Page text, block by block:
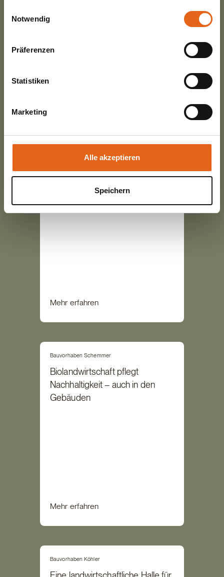
Bitte beachten Sie, dass einige der Partner auch Daten in
Drittländer übermitteln können, in denen möglicherweise
ein anderes Datenschutzniveau besteht als in der EU.
Übereinstimmung mit den geltenden
unsere Webseite weiterhin nutzen.
Notwendig
Präferenzen
Statistiken
Marketing
Alle akzeptieren
Speichern
Baufamilie Geltinger
Mehr erfahren
Bauvorhaben Schemmer
Biolandwirtschaft pflegt
Nachhaltigkeit – auch in den
Gebäuden
Mehr erfahren
Bauvorhaben Köhler